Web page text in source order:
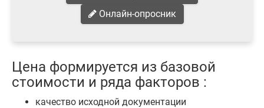
Онлайн-опросник
Цена формируется из базовой
стоимости и ряда факторов :
качество исходной документации